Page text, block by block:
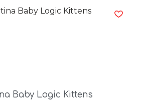
Baby Logic Kittens